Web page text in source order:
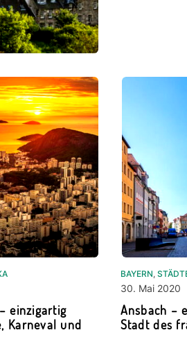
einzigartig
Karneval und
BAYERN,
30. Mai 2020
Ansbach –
Stadt des